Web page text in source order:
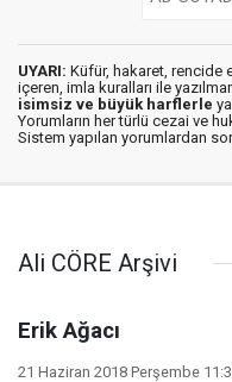
UYARI: Küfür, hakaret, rencide
içeren, imla kuralları ile
isimsiz ve büyük harflerle
Yorumların her türlü cezai ve
Sistem yapılan yorumlardan
Ali CÖRE Arşivi
Erik Ağacı
21 Haziran 2018 Perşembe